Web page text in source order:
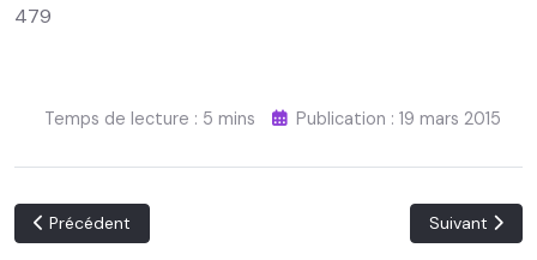
479
Temps de lecture : 5 mins Publication : 19 mars 2015
Article précédent : Nourriture, clé santé. Les aliments et leurs
Précédent Article
Suivant